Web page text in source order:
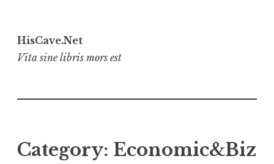
to
content
HisCave.Net
Vita sine libris mors est
Category: Economic&Biz